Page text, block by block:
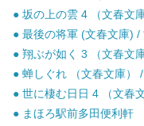
● 坂の上の雲 4 （文春文
● 最後の将軍 (文春文庫)
● 翔ぶが如く 3 （文春文
● 蝉しぐれ （文春文庫
● 世に棲む日日 4 （文春
● まほろ駅前多田便利軒